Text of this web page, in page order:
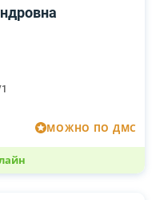
МОЖНО ПО ДМС